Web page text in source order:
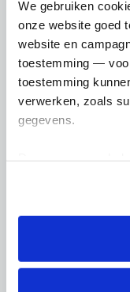
We gebruiken
onze website goed
website en
toestemming —
toestemming
verwerken, zoals
gegevens.
tonen. Je kunt je
intrekken via
lijst met cookies is